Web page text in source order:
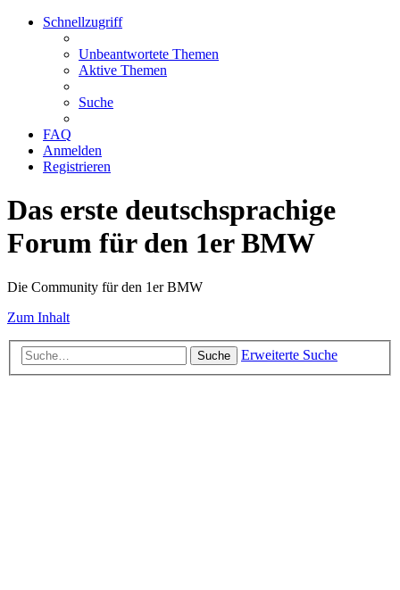
Schnellzugriff
Unbeantwortete Themen
Aktive Themen
Suche
FAQ
Anmelden
Registrieren
Das erste deutschsprachige
Forum für den 1er BMW
Die Community für den 1er BMW
Zum Inhalt
Suche Erweiterte Suche